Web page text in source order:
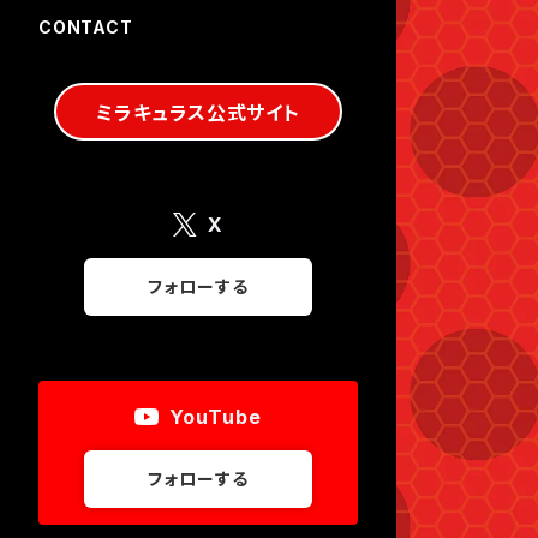
CONTACT
ミラキュラス公式サイト
X
フォローする
YouTube
フォローする